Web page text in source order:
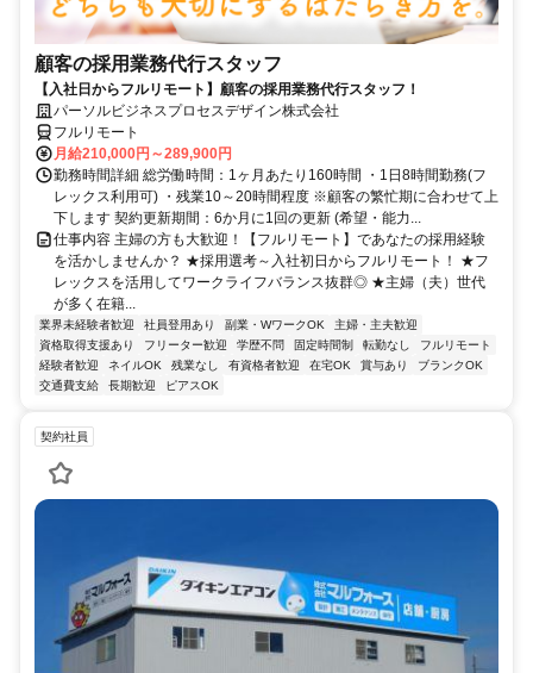
顧客の採用業務代行スタッフ
【入社日からフルリモート】顧客の採用業務代行スタッフ！
パーソルビジネスプロセスデザイン株式会社
フルリモート
月給210,000円～289,900円
勤務時間詳細 総労働時間：1ヶ月あたり160時間 ・1日8時間勤務(フ
レックス利用可) ・残業10～20時間程度 ※顧客の繁忙期に合わせて上
下します 契約更新期間：6か月に1回の更新 (希望・能力...
仕事内容 主婦の方も大歓迎！【フルリモート】であなたの採用経験
を活かしませんか？ ★採用選考～入社初日からフルリモート！ ★フ
レックスを活用してワークライフバランス抜群◎ ★主婦（夫）世代
が多く在籍...
業界未経験者歓迎 社員登用あり 副業・WワークOK
主婦・主夫歓迎
資格取得支援あり
フリーター歓迎 学歴不問 固定時間制 転勤なし
フルリモート
経験者歓迎
ネイルOK 残業なし 有資格者歓迎 在宅OK 賞与あり
ブランクOK
交通費支給
長期歓迎 ピアスOK
契約社員